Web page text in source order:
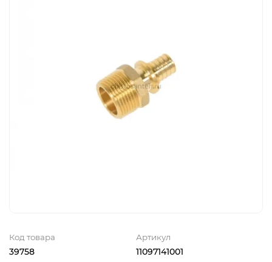
Код товара
39758
Артикул
11097141001